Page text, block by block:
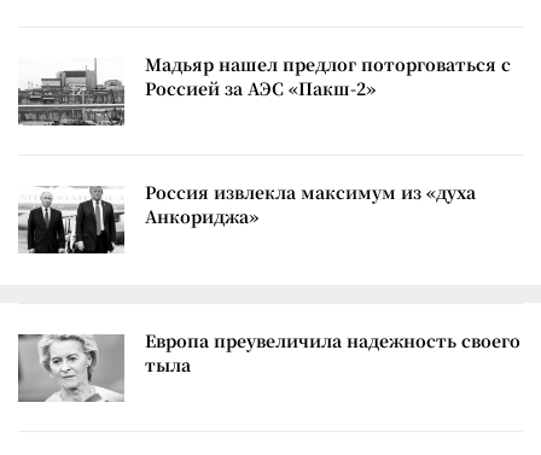
Мадьяр нашел предлог поторговаться с
Россией за АЭС «Пакш-2»
Россия извлекла максимум из «духа
Анкориджа»
Европа преувеличила надежность своего
тыла